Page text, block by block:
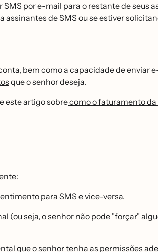
por e-mail para o restante de seus
assinantes de SMS ou se estiver
bem como a capacidade de enviar
que o senhor deseja.
este artigo sobrecomo o faturamento
para SMS e vice-versa.
(ou seja, o senhor não pode "forçar"
que o senhor tenha as permissões